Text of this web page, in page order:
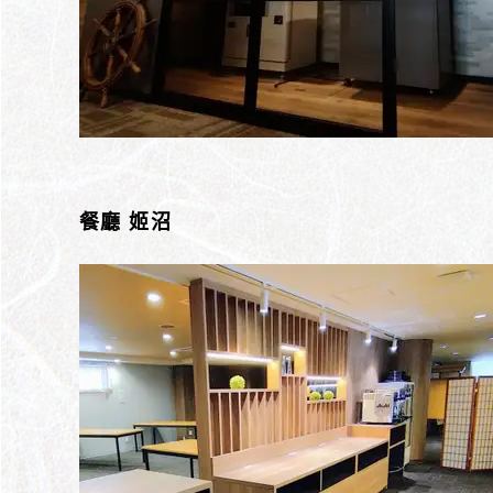
餐廳 姬沼